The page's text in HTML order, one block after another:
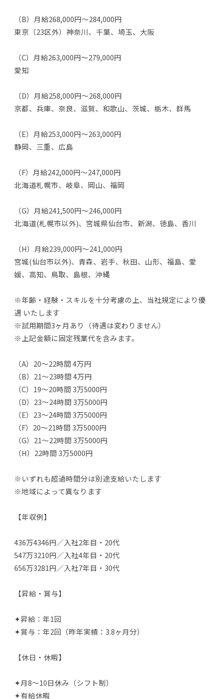
（B）月給268,000円～284,000円
東京（23区外）神奈川、千葉、埼玉、大阪
（C）月給263,000円～279,000円
愛知
（D）月給258,000円～268,000円
京都、兵庫、奈良、滋賀、和歌山、茨城、栃木、群馬
（E）月給253,000円～263,000円
静岡、三重、広島
（F）月給242,000円～247,000円
北海道札幌市、岐阜、岡山、福岡
（G）月給241,500円～246,000円
北海道(札幌市以外)、宮城県仙台市、新潟、徳島、香川
（H）月給239,000円～241,000円
宮城(仙台市以外)、青森、岩手、秋田、山形、福島、愛
媛、高知、鳥取、島根、沖縄
※年齢・経験・スキルを十分考慮の上、当社規定により優
遇 いたします
※試用期間3ヶ月あり（待遇は変わりません）
※上記金額に固定残業代を含みます。
（A）20～22時間 4万円
（B）21～23時間 4万円
（C）19～20時間 3万5000円
（D）23～24時間 3万5000円
（E）23～24時間 3万5000円
（F）20～21時間 3万5000円
（G）21～22時間 3万5000円
（H）22時間 3万5000円
※いずれも超過時間分は別途支給いたします
※地域によって異なります
【年収例】
436万4346円／入社2年目・20代
547万3210円／入社4年目・20代
656万3281円／入社7年目・30代
【昇給・賞与】
✦昇給：年1回
✦賞与：年2回（昨年実績：3.8ヶ月分）
【休日・休暇】
✦月8～10日休み（シフト制）
✦有給休暇